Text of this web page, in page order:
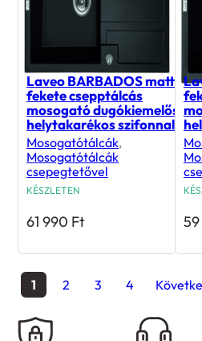
Laveo BARBADOS matt
fekete csepptálcás
mosogató dugókiemelős
helytakarékos szifonnal
Mosogatótálcák,
Mosogatótálcák
csepegtetővel
KÉSZLETEN
61 990 Ft
1 2 3 4